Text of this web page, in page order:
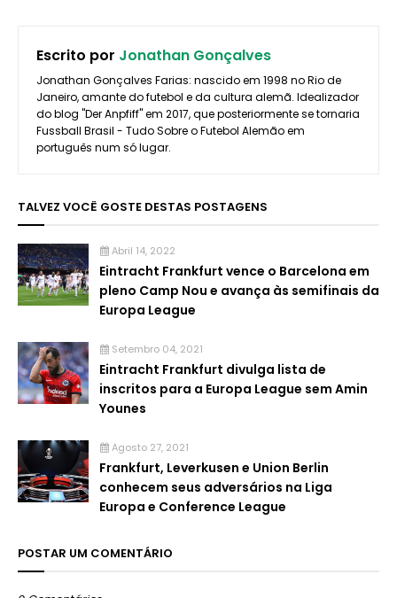
Escrito por Jonathan Gonçalves
Jonathan Gonçalves Farias: nascido em 1998 no Rio de
Janeiro, amante do futebol e da cultura alemã. Idealizador
do blog "Der Anpfiff" em 2017, que posteriormente se tornaria
Fussball Brasil - Tudo Sobre o Futebol Alemão em
português num só lugar.
TALVEZ VOCÊ GOSTE DESTAS POSTAGENS
Abril 14, 2022
Eintracht Frankfurt vence o Barcelona em
pleno Camp Nou e avança às semifinais da
Europa League
Setembro 04, 2021
Eintracht Frankfurt divulga lista de
inscritos para a Europa League sem Amin
Younes
Agosto 27, 2021
Frankfurt, Leverkusen e Union Berlin
conhecem seus adversários na Liga
Europa e Conference League
POSTAR UM COMENTÁRIO